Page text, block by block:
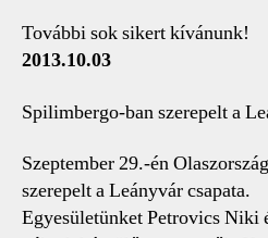
További sok sikert kívánunk!
2013.10.03
Spilimbergo-ban szerepelt a
Szeptember 29.-én
szerepelt a Leányvár csapata.
Egyesületünket Petrovics Niki